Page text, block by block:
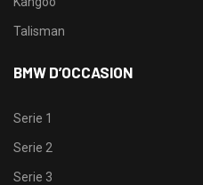
Talisman
BMW D’OCCASION
Serie 1
Serie 2
Serie 3